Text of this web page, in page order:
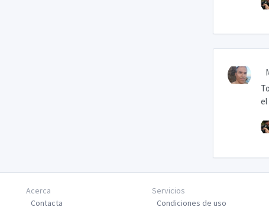
el
Acerca
Contacta
Servicios
Condiciones de uso